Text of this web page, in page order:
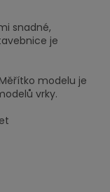
snadné,
je
modelu je
vrky.